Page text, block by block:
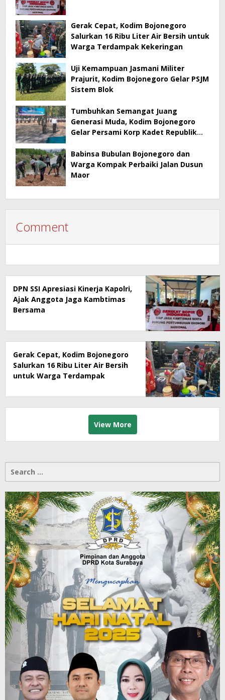
Gerak Cepat, Kodim Bojonegoro
Salurkan 16 Ribu Liter Air Bersih untuk
Warga Terdampak Kekeringan
Uji Kemampuan Jasmani Militer
Prajurit, Kodim Bojonegoro Gelar PSJM
Sistem Blok
Tumbuhkan Semangat Juang
Generasi Muda, Kodim Bojonegoro
Gelar Persami Korp Kadet Republik
Babinsa Bubulan Bojonegoro dan
Warga Kompak Perbaiki Jalan Dusun
Maor
Comment
DPN SSI Apresiasi Kinerja Kapolri,
Ajak Anggota Jaga Kambtimas
Bersama
Gerak Cepat, Kodim Bojonegoro
Salurkan 16 Ribu Liter Air Bersih
untuk Warga Terdampak
View More
Search
for: